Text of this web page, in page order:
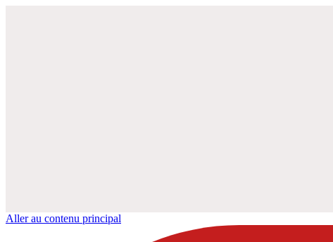
Aller au contenu principal